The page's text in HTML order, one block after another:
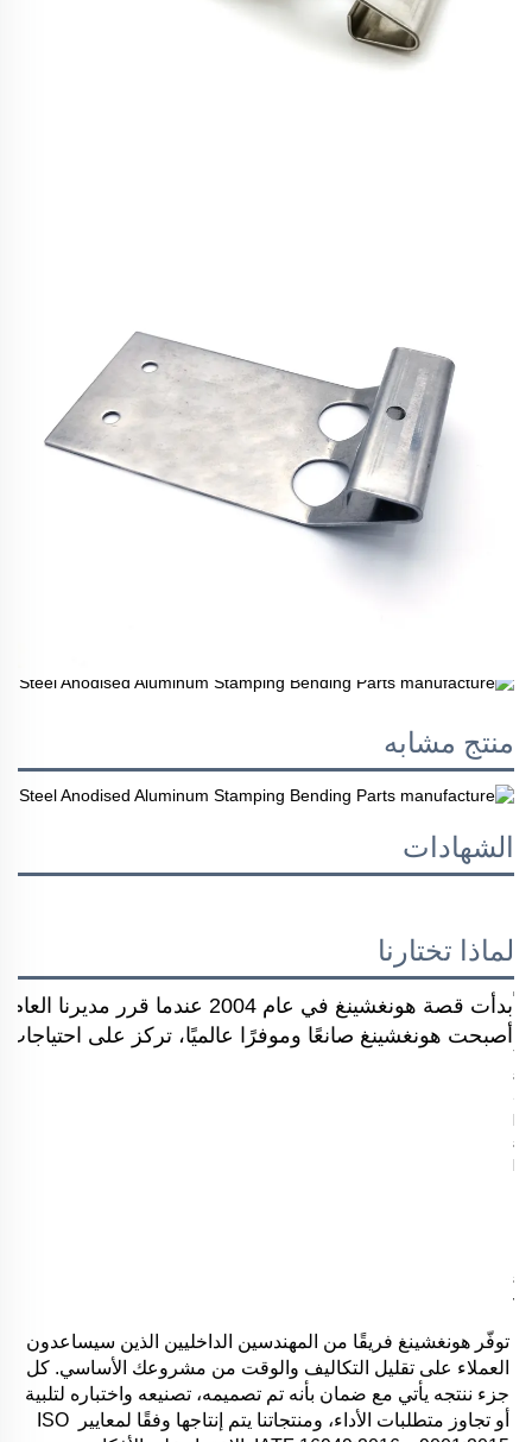
منتج مشابه
الشهادات
لماذا تختارنا
بدأت قصة هونغشينغ في عام
أصبحت هونغشينغ صانعًا وموفرًا عالميًا، تركز على احتياجات
أو تجاوز متطلبات الأداء، ومنتجاتنا يتم إنتاجها وفقًا لمعايير ISO